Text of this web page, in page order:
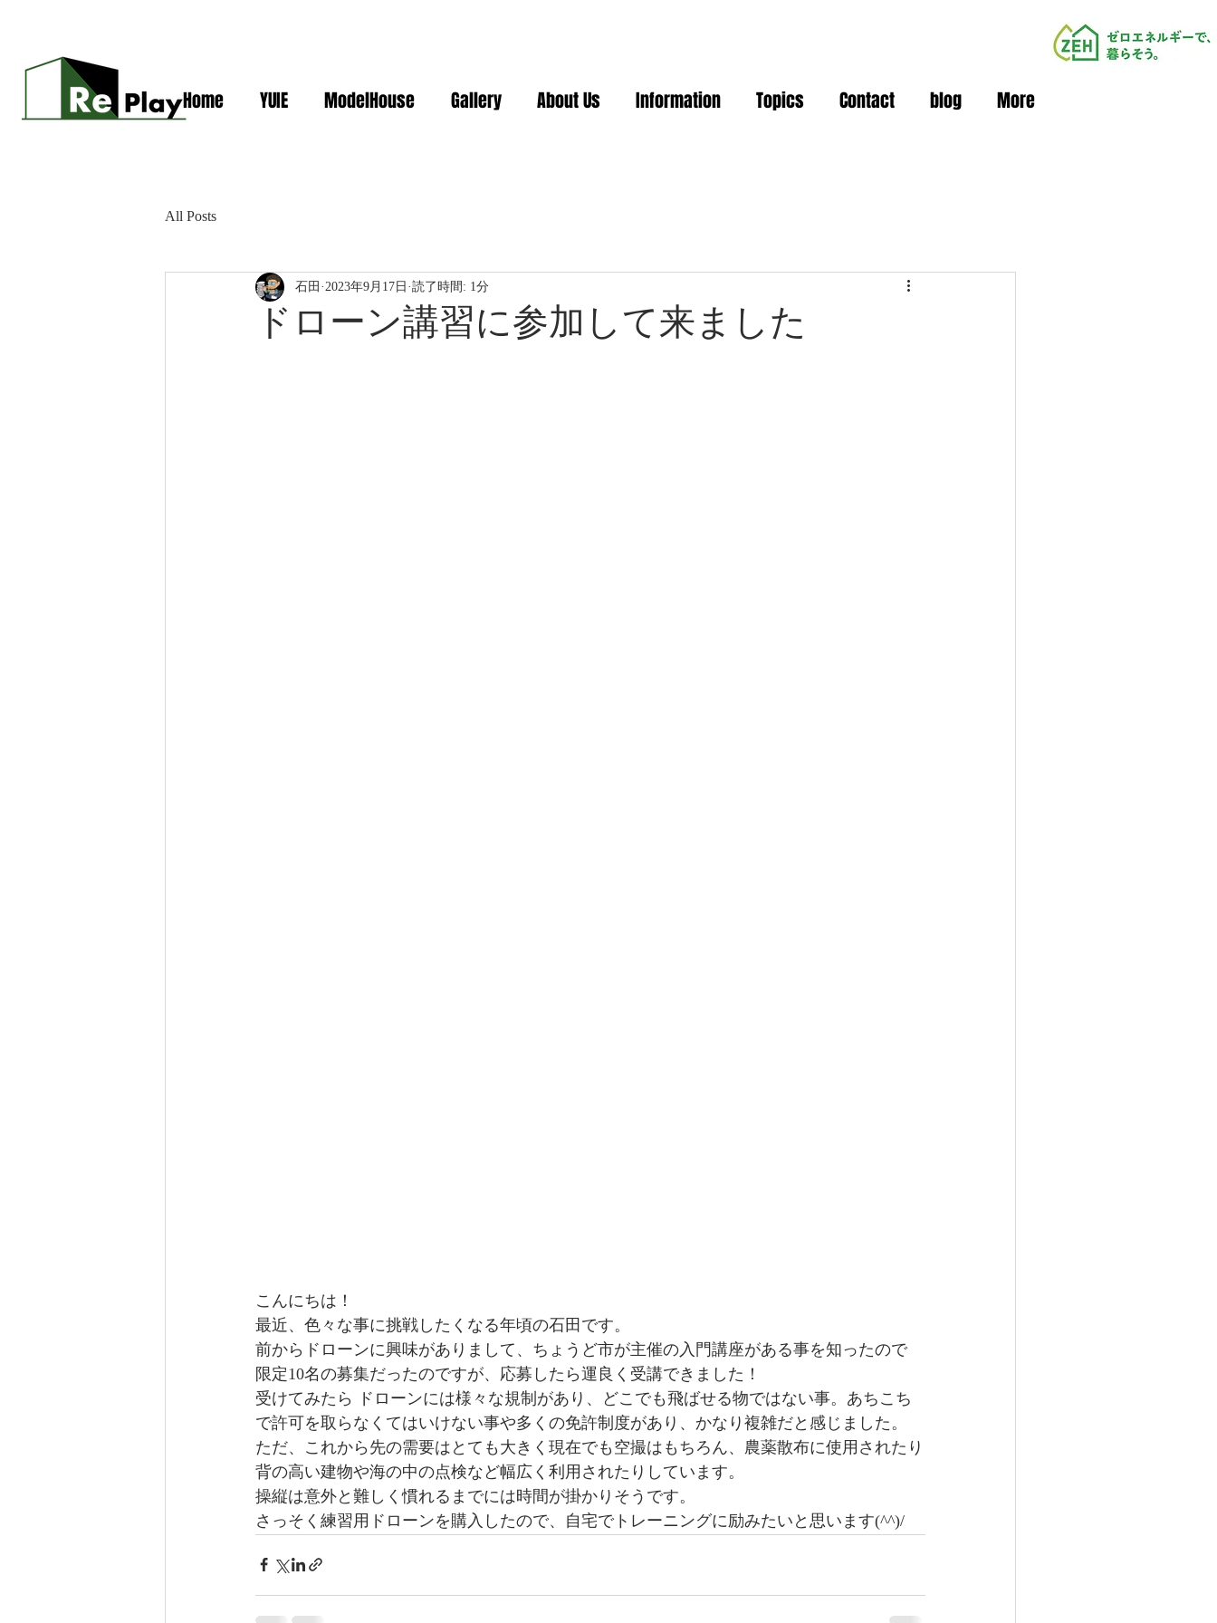
Home YUIE ModelHouse Gallery About Us Information Topics Contact blog More
All Posts
ドローン講習に参加して来ました
石田 2023年9月17日 読了時間: 1分
こんにちは！
最近、色々な事に挑戦したくなる年頃の石田です。
前からドローンに興味がありまして、ちょうど市が主催の入門講座がある事を知ったので
限定10名の募集だったのですが、応募したら運良く受講できました！
受けてみたら ドローンには様々な規制があり、どこでも飛ばせる物ではない事。あちこち
で許可を取らなくてはいけない事や多くの免許制度があり、かなり複雑だと感じました。
ただ、これから先の需要はとても大きく現在でも空撮はもちろん、農薬散布に使用されたり
背の高い建物や海の中の点検など幅広く利用されたりしています。
操縦は意外と難しく慣れるまでには時間が掛かりそうです。
さっそく練習用ドローンを購入したので、自宅でトレーニングに励みたいと思います(^^)/